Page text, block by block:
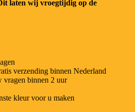
laten wij vroegtijdig op de
verzending binnen Nederland
vragen binnen 2 uur
kleur voor u maken